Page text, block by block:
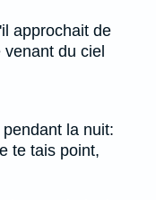
approchait de
du ciel
la nuit:
te tais point,